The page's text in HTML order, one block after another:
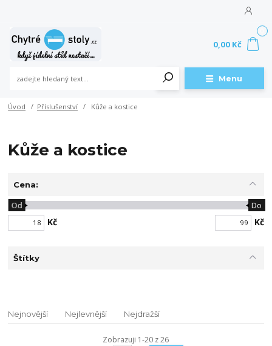
Menu
0,00 Kč
Úvod Příslušenství Kůže a kostice
Kůže a kostice
Cena:
Kč
Od Do
Kč
Štítky
Nejnovější Nejlevnější Nejdražší
Zobrazuji 1-20 z 26